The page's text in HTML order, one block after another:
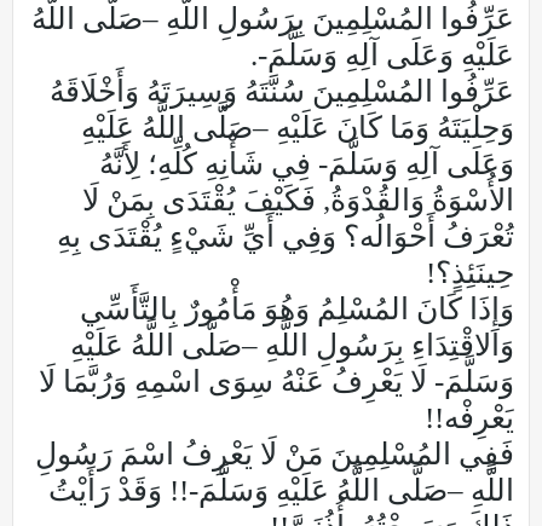
عَرِّفُوا المُسْلِمِينَ بِرَسُولِ اللَّهِ –صَلَّى اللَّهُ
عَلَيْهِ وَعَلَى آلِهِ وَسَلَّمَ-.
عَرِّفُوا المُسْلِمِينَ سُنَّتَهُ وَسِيرَتَهُ وَأَخْلَاقَهُ
وَحِلْيَتَهُ وَمَا كَانَ عَلَيْهِ –صَلَّى اللَّهُ عَلَيْهِ
وَعَلَى آلِهِ وَسَلَّمَ- فِي شَأْنِهِ كُلِّهِ؛ لِأَنَّهُ
الأُسْوَةُ وَالقُدْوَةُ, فَكَيْفَ يُقْتَدَى بِمَنْ لَا
تُعْرَفُ أَحْوَالُه؟ وَفِي أَيِّ شَيْءٍ يُقْتَدَى بِهِ
حِينَئِذٍ؟!
وَإِذَا كَانَ المُسْلِمُ وَهُوَ مَأْمُورٌ بِالتَّأَسِّي
وَالاقْتِدَاءِ بِرَسُولِ اللَّهِ –صَلَّى اللَّهُ عَلَيْهِ
وَسَلَّمَ- لَا يَعْرِفُ عَنْهُ سِوَى اسْمِهِ وَرُبَّمَا لَا
يَعْرِفْه!!
فَفِي المُسْلِمِينَ مَنْ لَا يَعْرِفُ اسْمَ رَسُولِ
اللَّهِ –صَلَّى اللَّهُ عَلَيْهِ وَسَلَّمَ-!! وَقَدْ رَأَيْتُ